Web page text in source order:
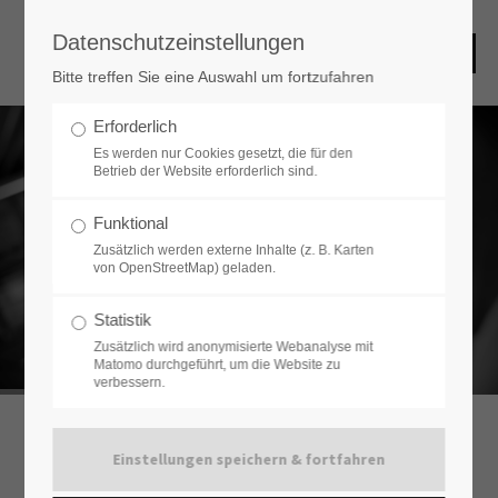
WIR
FÄLISCH
DRUCK
DIE DRUCKMANUFAKTUR
Datenschutzeinstellungen
Bitte treffen Sie eine Auswahl um fortzufahren
Erforderlich
Es werden nur Cookies gesetzt, die für den
Betrieb der Website erforderlich sind.
Funktional
Zusätzlich werden externe Inhalte (z. B. Karten
von OpenStreetMap) geladen.
Statistik
Zusätzlich wird anonymisierte Webanalyse mit
Matomo durchgeführt, um die Website zu
verbessern.